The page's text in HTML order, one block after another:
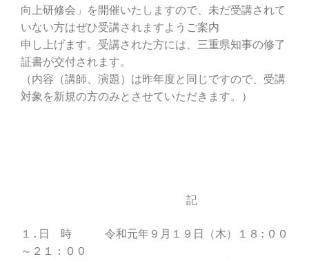
向上研修会」を開催いたしますので、未だ受講されて
いない方はぜひ受講されますようご案内
申し上げます。受講された方には、三重県知事の修了
証書が交付されます。
（内容（講師、演題）は昨年度と同じですので、受講
対象を新規の方のみとさせていただきます。）
記
１.日 時 令和元年９月１９日（木）１８:００
～２１：００